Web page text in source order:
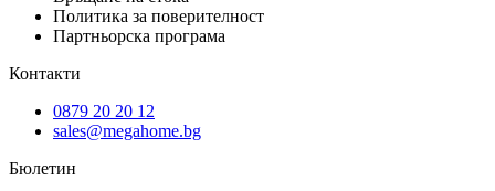
Политика за поверителност
Партньорска програма
Контакти
0879 20 20 12
sales@megahome.bg
Бюлетин